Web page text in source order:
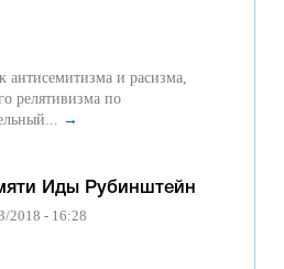
антисемитизма и расизма,
релятивизма по
→
Иды Рубинштейн
2018 - 16:28